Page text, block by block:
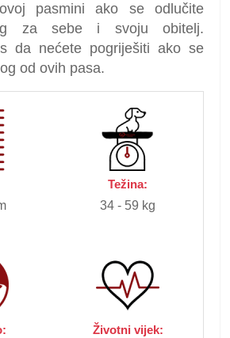
pasmini ako se odlučite
za sebe i svoju obitelj.
da nećete pogriješiti ako se
od ovih pasa.
Težina:
34 - 59 kg
Životni vijek: